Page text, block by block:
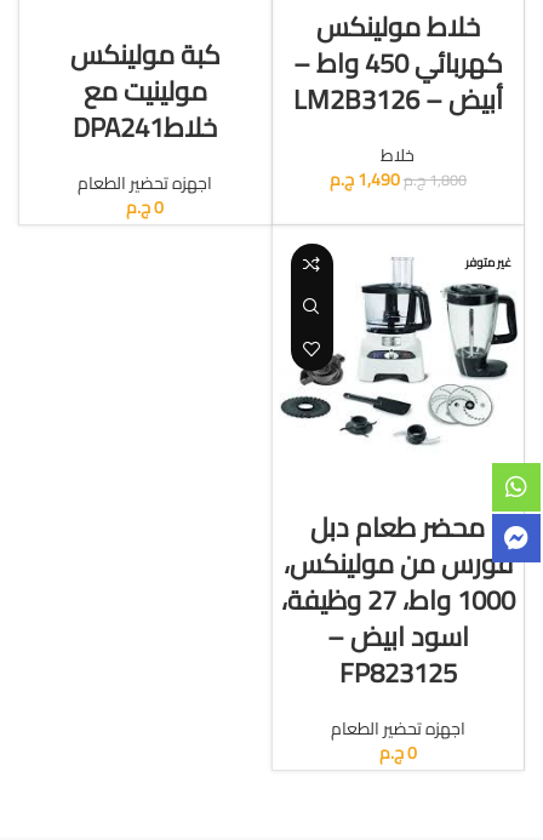
خلاط مولينكس
كهربائي 450 واط –
أبيض – LM2B3126
خلاط
1,800ج.م1,490ج.م
كبة مولينكس
مولينيت مع
خلاطDPA241
اجهزه تحضير الطعام
0ج.م
غير متوفر
محضر طعام دبل
فورس من مولينكس،
1000 واط، 27 وظيفة،
اسود ابيض –
FP823125
اجهزه تحضير الطعام
0ج.م